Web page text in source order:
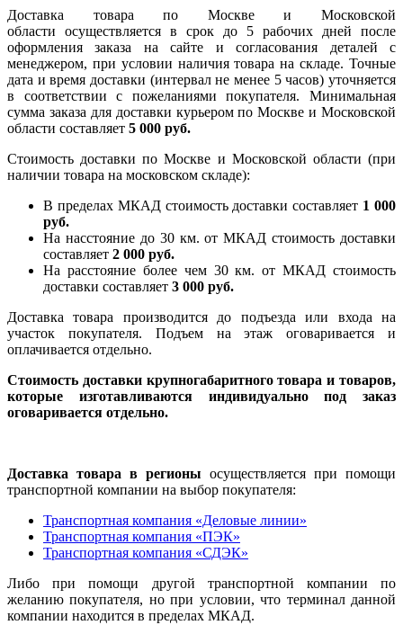
Доставка товара по Москве и Московской
области осуществляется в срок до 5 рабочих дней после
оформления заказа на сайте и согласования деталей с
менеджером, при условии наличия товара на складе. Точные
дата и время доставки (интервал не менее 5 часов) уточняется
в соответствии с пожеланиями покупателя. Минимальная
сумма заказа для доставки курьером по Москве и Московской
области составляет 5 000 руб.
Стоимость доставки по Москве и Московской области (при
наличии товара на московском складе):
В пределах МКАД стоимость доставки составляет 1 000
руб.
На насcтояние до 30 км. от МКАД стоимость доставки
составляет 2 000 руб.
На расстояние более чем 30 км. от МКАД стоимость
доставки составляет 3 000 руб.
Доставка товара производится до подъезда или входа на
участок покупателя. Подъем на этаж оговаривается и
оплачивается отдельно.
Стоимость доставки крупногабаритного товара и товаров,
которые изготавливаются индивидуально под заказ
оговаривается отдельно.
Доставка товара в регионы осуществляется при помощи
транспортной компании на выбор покупателя:
Транспортная компания «Деловые линии»
Транспортная компания «ПЭК»
Транспортная компания «СДЭК»
Либо при помощи другой транспортной компании по
желанию покупателя, но при условии, что терминал данной
компании находится в пределах МКАД.